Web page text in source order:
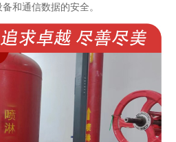
和通信数据的安全。